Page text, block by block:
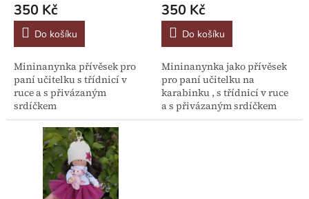
350 Kč
Do košíku
Mininanynka přívěsek pro
paní učitelku s třídnicí v
ruce a s přivázaným
srdíčkem
350 Kč
Do košíku
Mininanynka jako přívěsek
pro paní učitelku na
karabinku , s třídnicí v ruce
a s přivázaným srdíčkem